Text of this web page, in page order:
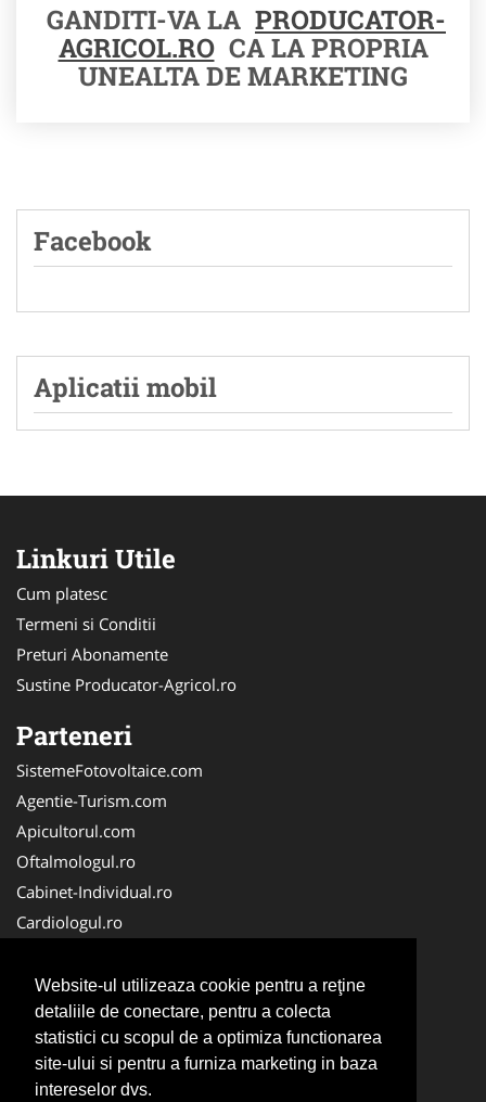
Website-ul utilizeaza cookie pentru a reţine
detaliile de conectare, pentru a colecta
statistici cu scopul de a optimiza functionarea
site-ului si pentru a furniza marketing in baza
intereselor dvs.
GANDITI-VA LA PRODUCATOR-
AGRICOL.RO CA LA PROPRIA
UNEALTA DE MARKETING
Facebook
Aplicatii mobil
Linkuri Utile
Cum platesc
Termeni si Conditii
Preturi Abonamente
Sustine Producator-Agricol.ro
Parteneri
SistemeFotovoltaice.com
Agentie-Turism.com
Apicultorul.com
Oftalmologul.ro
Cabinet-Individual.ro
Cardiologul.ro
CramaVinuri.ro
Centru-Copiere.ro
CentruInchirieri.ro
Medic-Bun.com